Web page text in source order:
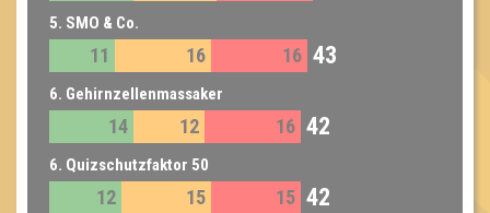
5. SMO & Co.
11 16 16 43
6. Gehirnzellenmassaker
14 12 16 42
6. Quizschutzfaktor 50
12 15 15 42